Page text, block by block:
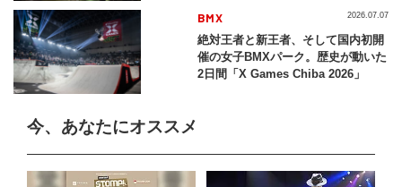
BMX
絶対王者と新王者、そして国内初開
催の女子BMXパーク。歴史が動いた
2日間「X Games Chiba 2026」
2026.07.07
今、あなたにオススメ